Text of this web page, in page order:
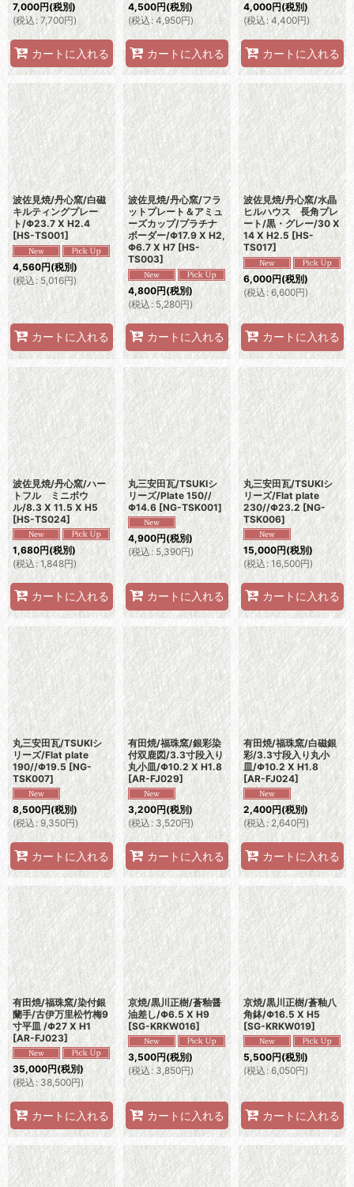
7,000円(税別)
(税込: 7,700円)
カートに入れる
4,500円(税別)
(税込: 4,950円)
カートに入れる
4,000円(税別)
(税込: 4,400円)
カートに入れる
波佐見焼/丹心窯/白磁
キルティングプレー
ト/Φ23.7 X H2.4
[HS-TS001]
4,560円(税別)
(税込: 5,016円)
カートに入れる
波佐見焼/丹心窯/フラ
ットプレート＆アミュ
ーズカップ/プラチナ
ボーダー/Φ17.9 X H2,
Φ6.7 X H7 [HS-
TS003]
4,800円(税別)
(税込 : 5,280円)
カートに入れる
波佐見焼/丹心窯/水晶
ヒルハウス 長角プレ
ート/黒・グレー/30 X
14 X H2.5 [HS-
TS017]
6,000円(税別)
(税込: 6,600円)
カートに入れる
波佐見焼/丹心窯/ハー
トフル ミニボウ
ル/8.3 X 11.5 X H5
[HS-TS024]
1,680円(税別)
(税込: 1,848円)
カートに入れる
丸三安田瓦/TSUKIシ
リーズ/Plate 150//
Φ14.6 [NG-TSK001]
4,900円(税別)
(税込 : 5,390円)
カートに入れる
丸三安田瓦/TSUKIシ
リーズ/Flat plate
230//Φ23.2 [NG-
TSK006]
15,000円(税別)
(税込: 16,500円)
カートに入れる
丸三安田瓦/TSUKIシ
リーズ/Flat plate
190//Φ19.5 [NG-
TSK007]
8,500円(税別)
(税込: 9,350円)
カートに入れる
有田焼/福珠窯/銀彩染
付双鹿図/3.3寸段入り
丸小皿/Φ10.2 X H1.8
[AR-FJ029]
3,200円(税別)
(税込: 3,520円)
カートに入れる
有田焼/福珠窯/白磁銀
彩/3.3寸段入り丸小
皿/Φ10.2 X H1.8
[AR-FJ024]
2,400円(税別)
(税込: 2,640円)
カートに入れる
有田焼/福珠窯/染付銀
蘭手/古伊万里松竹梅9
寸平皿 /Φ27 X H1
[AR-FJ023]
35,000円(税別)
(税込: 38,500円)
カートに入れる
京焼/黒川正樹/蒼釉醤
油差し/Φ6.5 X H9
[SG-KRKW016]
3,500円(税別)
(税込: 3,850円)
カートに入れる
京焼/黒川正樹/蒼釉八
角鉢/Φ16.5 X H5
[SG-KRKW019]
5,500円(税別)
(税込 : 6,050円)
カートに入れる